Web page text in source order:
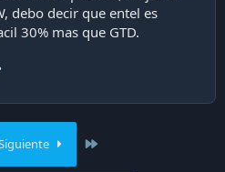
debo decir que entel es
30% mas que GTD.